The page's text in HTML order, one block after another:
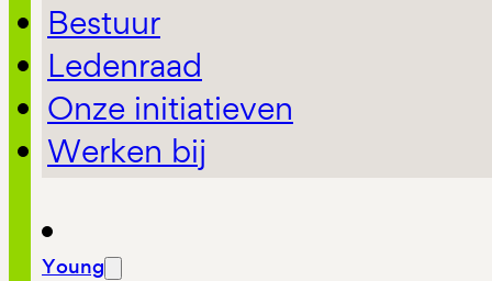
Bestuur
Ledenraad
Onze initiatieven
Werken bij
Young